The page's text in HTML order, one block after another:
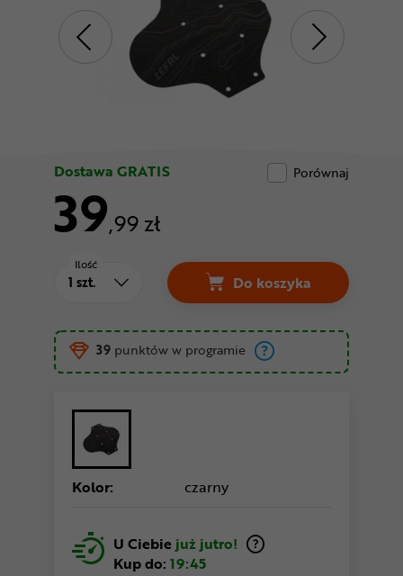
Nowości
Superoferta
Dostawa GRATIS Porównaj
39,99 zł
Ilość
Do koszyka
Błotnik rowerowy
39 punktów w programie
Kolor: czarny
U Ciebie już jutro!
Kup do: 19:45